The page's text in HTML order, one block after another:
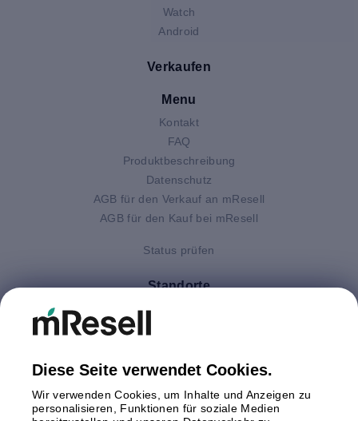
Watch
Android
Verkaufen
Menu
Kontakt
FAQ
Produktbeschreibung
Datenschutz
AGB für den Verkauf an mResell
AGB für den Kauf bei mResell
Status prüfen
Standorte
Deutschland
Italien
Polen
Diese Seite verwendet Cookies.
Wir verwenden Cookies, um Inhalte und Anzeigen zu
personalisieren, Funktionen für soziale Medien